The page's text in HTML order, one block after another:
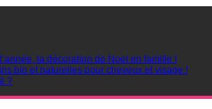
la décoration de Noel en famille !
bio et naturelles pour cheveux et visage !
?